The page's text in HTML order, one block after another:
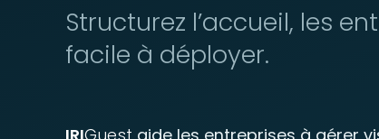
Structurez l’accueil, les
facile à déployer.